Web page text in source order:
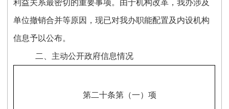
利益关系最密切的重要事项。由于机构改革，我办涉及
单位撤销合并等原因，现已对我办职能配置及内设机构
信息予以公布。
二、主动公开政府信息情况
第二十条第（一）项